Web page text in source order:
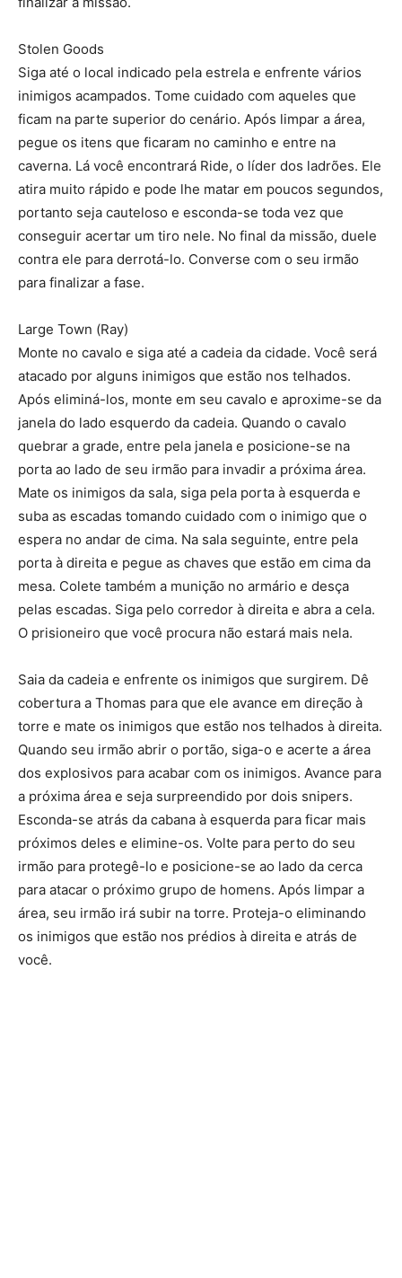
Stolen Goods
Siga até o local indicado pela estrela e enfrente vários
inimigos acampados. Tome cuidado com aqueles que
ficam na parte superior do cenário. Após limpar a área,
pegue os itens que ficaram no caminho e entre na
caverna. Lá você encontrará Ride, o líder dos ladrões. Ele
atira muito rápido e pode lhe matar em poucos segundos,
portanto seja cauteloso e esconda-se toda vez que
conseguir acertar um tiro nele. No final da missão, duele
contra ele para derrotá-lo. Converse com o seu irmão
para finalizar a fase.
Large Town (Ray)
Monte no cavalo e siga até a cadeia da cidade. Você será
atacado por alguns inimigos que estão nos telhados.
Após eliminá-los, monte em seu cavalo e aproxime-se da
janela do lado esquerdo da cadeia. Quando o cavalo
quebrar a grade, entre pela janela e posicione-se na
porta ao lado de seu irmão para invadir a próxima área.
Mate os inimigos da sala, siga pela porta à esquerda e
suba as escadas tomando cuidado com o inimigo que o
espera no andar de cima. Na sala seguinte, entre pela
porta à direita e pegue as chaves que estão em cima da
mesa. Colete também a munição no armário e desça
pelas escadas. Siga pelo corredor à direita e abra a cela.
O prisioneiro que você procura não estará mais nela.
Saia da cadeia e enfrente os inimigos que surgirem. Dê
cobertura a Thomas para que ele avance em direção à
torre e mate os inimigos que estão nos telhados à direita.
Quando seu irmão abrir o portão, siga-o e acerte a área
dos explosivos para acabar com os inimigos. Avance para
a próxima área e seja surpreendido por dois snipers.
Esconda-se atrás da cabana à esquerda para ficar mais
próximos deles e elimine-os. Volte para perto do seu
irmão para protegê-lo e posicione-se ao lado da cerca
para atacar o próximo grupo de homens. Após limpar a
área, seu irmão irá subir na torre. Proteja-o eliminando
os inimigos que estão nos prédios à direita e atrás de
você.